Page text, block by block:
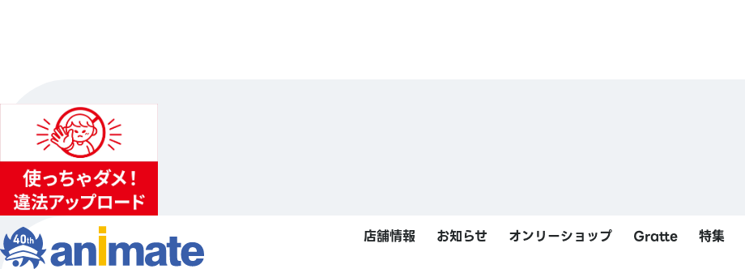
店舗情報 お知らせ オンリーショップ Gratte 特集